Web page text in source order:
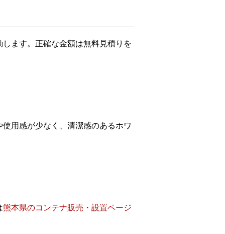
ます。正確な金額は無料見積りを
用感が少なく、清潔感のあるホワ
熊本県のコンテナ販売・設置ページ